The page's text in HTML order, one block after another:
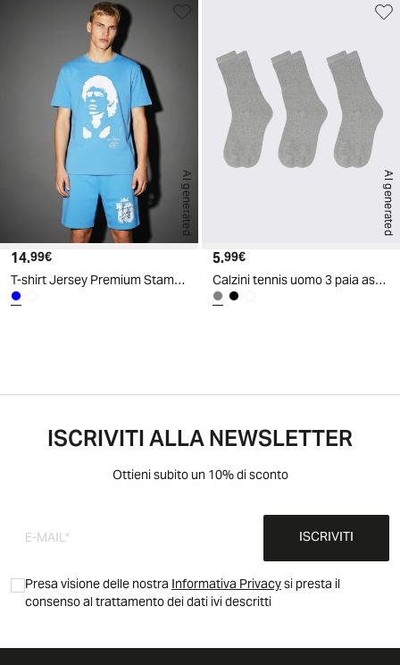
AI generated
Prezzo attuale
14.99€
T-shirt Jersey Premium Stampa D10S - Blu
AI generated
Prezzo attuale
5.99€
Calzini tennis uomo 3 paia assortiti - Grigio
ISCRIVITI ALLA NEWSLETTER
Ottieni subito un 10% di sconto
ISCRIVITI
Presa visione delle nostraInformativa Privacysi presta il
consenso al trattamento dei dati ivi descritti